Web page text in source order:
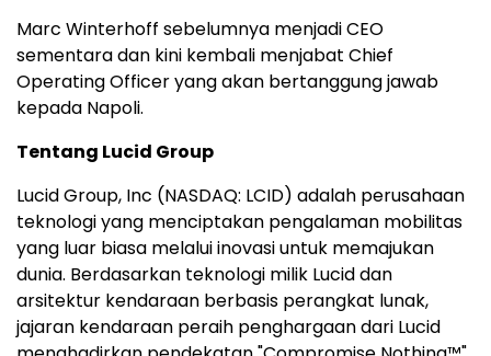
Marc Winterhoff sebelumnya menjadi CEO
sementara dan kini kembali menjabat Chief
Operating Officer yang akan bertanggung jawab
kepada Napoli.
Tentang Lucid Group
Lucid Group, Inc (NASDAQ: LCID) adalah perusahaan
teknologi yang menciptakan pengalaman mobilitas
yang luar biasa melalui inovasi untuk memajukan
dunia. Berdasarkan teknologi milik Lucid dan
arsitektur kendaraan berbasis perangkat lunak,
jajaran kendaraan peraih penghargaan dari Lucid